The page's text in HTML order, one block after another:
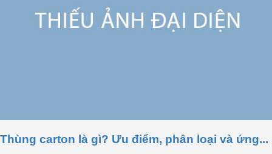
Thùng carton là gì? Ưu điểm, phân loại và ứng...